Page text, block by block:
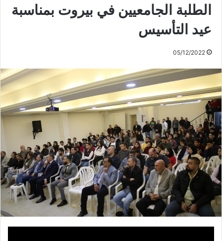
الطلبة الجامعيين في بيروت بمناسبة
عيد التأسيس
05/12/2022